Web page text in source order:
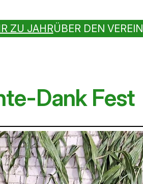
ZU JAHRÜBER DEN VEREIN
Dank Fest